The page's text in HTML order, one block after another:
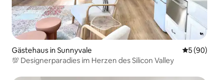
Gästehaus in Sunnyvale
5 (90)
💯 Designerparadies im Herzen des Silicon Valley